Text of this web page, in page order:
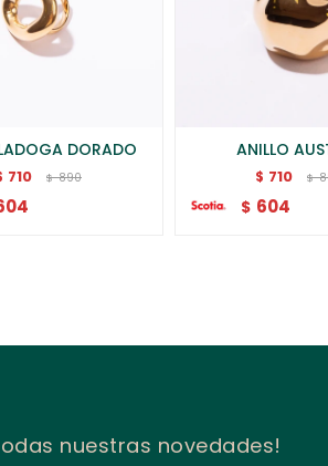
DORADO
710 $ 890
ANILLO
$ 710 $
$ 604
nuestras novedades!